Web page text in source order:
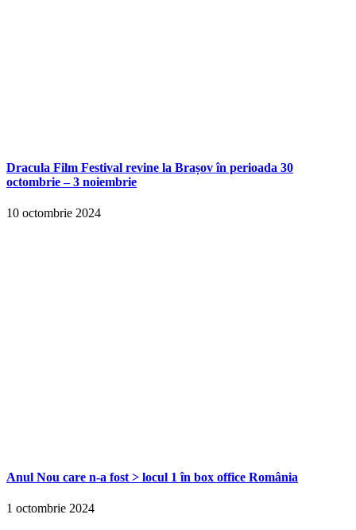
Dracula Film Festival revine la Brașov în perioada 30
octombrie – 3 noiembrie
10 octombrie 2024
Anul Nou care n-a fost > locul 1 în box office România
1 octombrie 2024